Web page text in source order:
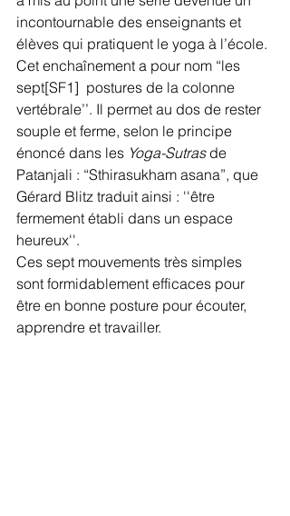
incontournable des enseignants et
élèves qui pratiquent le yoga à l’école.
Cet enchaînement a pour nom “les
sept[SF1]  postures de la colonne
vertébrale’’. Il permet au dos de rester
souple et ferme, selon le principe
énoncé dans les Yoga-Sutras de
Patanjali : “Sthirasukham asana”, que
Gérard Blitz traduit ainsi : ''être
fermement établi dans un espace
heureux''.
Ces sept mouvements très simples
sont formidablement efficaces pour
être en bonne posture pour écouter,
apprendre et travailler.